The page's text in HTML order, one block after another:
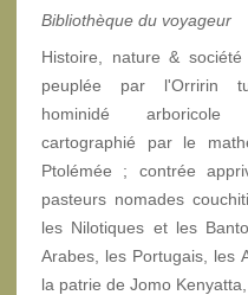
Bibliothèque du voyageur
Histoire, nature & société
peuplée par l'Orririn
hominidé
cartographié par le
Ptolémée ; contrée
pasteurs nomades
les Nilotiques et les
Arabes, les Portugais, les
la patrie de Jomo